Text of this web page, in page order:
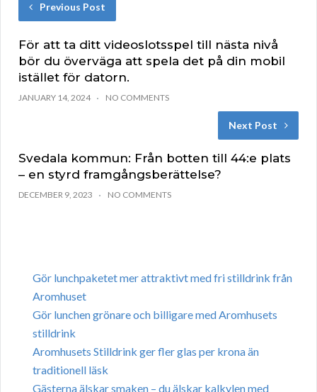
Previous Post
För att ta ditt videoslotsspel till nästa nivå
bör du överväga att spela det på din mobil
istället för datorn.
JANUARY 14, 2024 NO COMMENTS
Next Post
Svedala kommun: Från botten till 44:e plats
– en styrd framgångsberättelse?
DECEMBER 9, 2023 NO COMMENTS
Gör lunchpaketet mer attraktivt med fri stilldrink från
Aromhuset
Gör lunchen grönare och billigare med Aromhusets
stilldrink
Aromhusets Stilldrink ger fler glas per krona än
traditionell läsk
Gästerna älskar smaken – du älskar kalkylen med